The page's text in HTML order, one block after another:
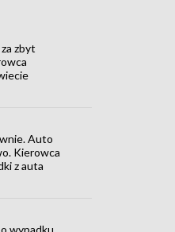
zbyt
Auto
Kierowca
z auta
wypadku.